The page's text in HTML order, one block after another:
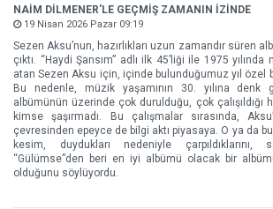
NAİM DİLMENER'LE GEÇMİŞ ZAMANIN İZİNDE
19 Nisan 2026 Pazar 09:19
Sezen Aksu’nun, hazırlıkları uzun zamandır süren
çıktı. “Haydi Şansım” adlı ilk 45’liği ile 1975
atan Sezen Aksu için, içinde bulunduğumuz yıl özel
Bu nedenle, müzik yaşamının 30. yılına
albümünün üzerinde çok durulduğu, çok çalışıldığı
kimse şaşırmadı. Bu çalışmalar sırasında,
çevresinden epeyce de bilgi aktı piyasaya. O ya da bu
kesim, duydukları nedeniyle çarpıldıklarını,
“Gülümse”den beri en iyi albümü olacak bir
olduğunu söylüyordu.